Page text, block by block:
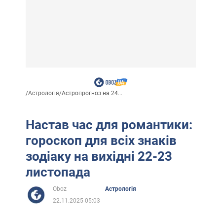
/Астрологія/Астропрогноз на 24...
Настав час для романтики:
гороскоп для всіх знаків
зодіаку на вихідні 22-23
листопада
Oboz
Астрологія
22.11.2025 05:03